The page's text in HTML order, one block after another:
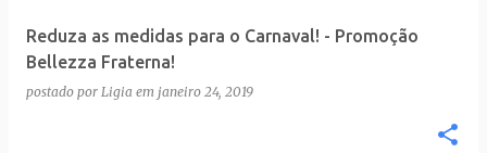
Reduza as medidas para o Carnaval! - Promoção
Bellezza Fraterna!
postado por Ligia em janeiro 24, 2019